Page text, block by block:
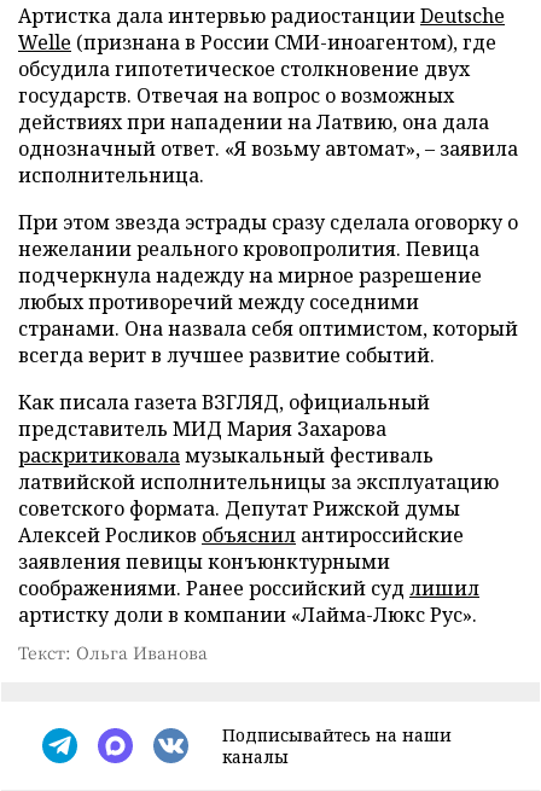
Артистка дала интервью радиостанцииDeutsche
Welle (признана в России СМИ-иноагентом), где
обсудила гипотетическое столкновение двух
государств. Отвечая на вопрос о возможных
действиях при нападении на Латвию, она дала
однозначный ответ. «Я возьму автомат», – заявила
исполнительница.
При этом звезда эстрады сразу сделала оговорку о
нежелании реального кровопролития. Певица
подчеркнула надежду на мирное разрешение
любых противоречий между соседними
странами. Она назвала себя оптимистом, который
всегда верит в лучшее развитие событий.
Как писала газета ВЗГЛЯД, официальный
представитель МИД Мария Захарова
раскритиковаламузыкальный фестиваль
латвийской исполнительницы за эксплуатацию
советского формата. Депутат Рижской думы
Алексей Росликов объяснил антироссийские
заявления певицы конъюнктурными
соображениями. Ранее российский суд лишил
артистку доли в компании «Лайма-Люкс Рус».
Текст: Ольга Иванова
Подписывайтесь на наши
каналы